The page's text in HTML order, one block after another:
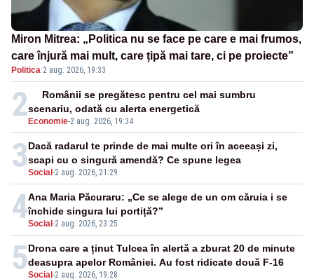
Miron Mitrea: „Politica nu se face pe care e mai frumos,
care înjură mai mult, care țipă mai tare, ci pe proiecte”
Politica·2 aug. 2026, 19:33
2 Economie-2 aug. 2026, 19:34
Românii se pregătesc pentru cel mai sumbru
scenariu, odată cu alerta energetică
3Social -2 aug. 2026, 21:29
Dacă radarul te prinde de mai multe ori în aceeași zi,
scapi cu o singură amendă? Ce spune legea
4Social -2 aug. 2026, 23:25
Ana Maria Păcuraru: „Ce se alege de un om căruia i se
închide singura lui portiță?”
5Social -2 aug. 2026, 19:28
Drona care a ținut Tulcea în alertă a zburat 20 de minute
deasupra apelor României. Au fost ridicate două F-16